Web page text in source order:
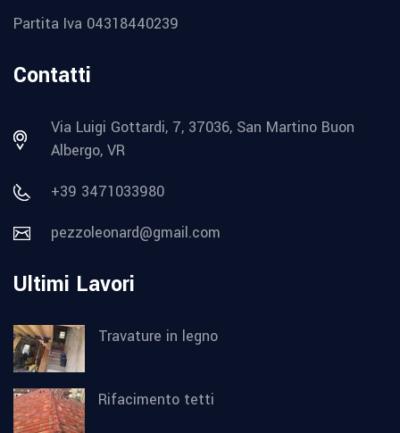
Partita Iva 04318440239
Contatti
Via Luigi Gottardi, 7, 37036, San Martino Buon
Albergo, VR
+39 3471033980
pezzoleonard@gmail.com
Ultimi Lavori
Travature in legno
Rifacimento tetti